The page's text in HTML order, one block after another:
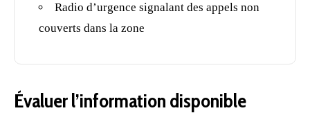
Radio d’urgence signalant des appels non
couverts dans la zone
Évaluer l’information disponible